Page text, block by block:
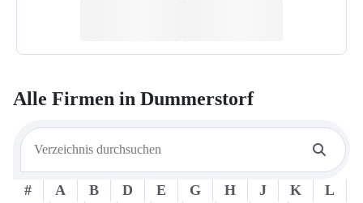
Alle Firmen in Dummerstorf
# A B D E G H J K
L